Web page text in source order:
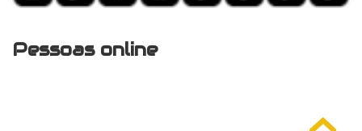
Pessoas online